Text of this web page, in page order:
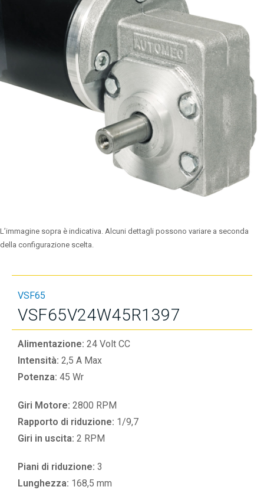
L’immagine sopra è indicativa. Alcuni dettagli possono variare a seconda
della configurazione scelta.
VSF65
VSF65V24W45R1397
Alimentazione: 24 Volt CC
Intensità: 2,5 A Max
Potenza: 45 Wr
Giri Motore: 2800 RPM
Rapporto di riduzione: 1/9,7
Giri in uscita: 2 RPM
Piani di riduzione: 3
Lunghezza: 168,5 mm